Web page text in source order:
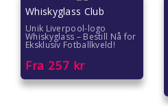
Whiskyglass Club
Unik Liverpool-logo
Whiskyglass – Bestill Nå for
Eksklusiv Fotballkveld!
Fra 257 kr